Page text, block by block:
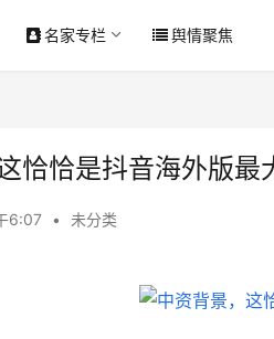
名家专栏 舆情聚焦
恰恰是抖音海外版最
6:07 • 未分类